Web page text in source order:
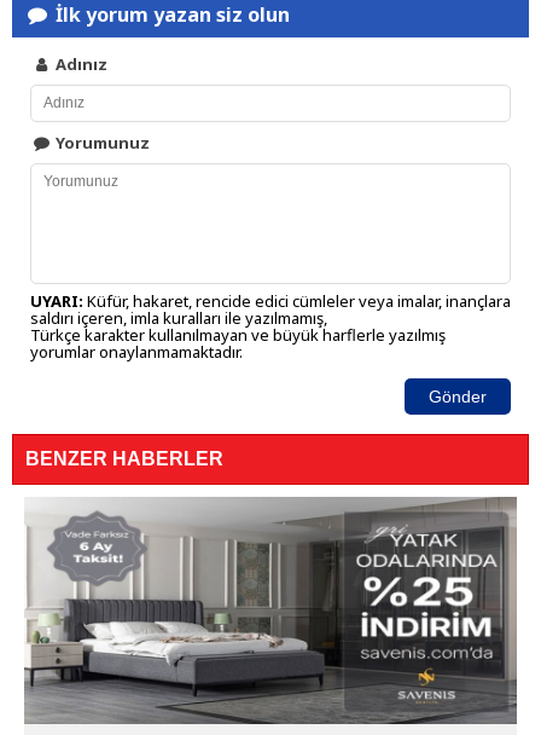
İlk yorum yazan siz olun
Adınız
Yorumunuz
UYARI: Küfür, hakaret, rencide edici cümleler veya imalar, inançlara
saldırı içeren, imla kuralları ile yazılmamış,
Türkçe karakter kullanılmayan ve büyük harflerle yazılmış
yorumlar onaylanmamaktadır.
Gönder
BENZER HABERLER